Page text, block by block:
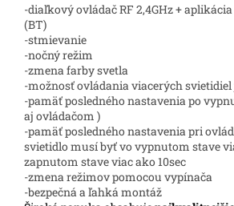
-diaľkový ovládač RF 2,4GHz +
(BT)
-stmievanie
-nočný režim
-zmena farby svetla
-možnosť ovládania viacerých
-pamäť posledného nastavenia po
aj ovládačom )
-pamäť posledného nastavenia pri
svietidlo musí byť vo vypnutom stave
zapnutom stave viac ako 10sec
-zmena režimov pomocou vypínača
-bezpečná a ľahká montáž